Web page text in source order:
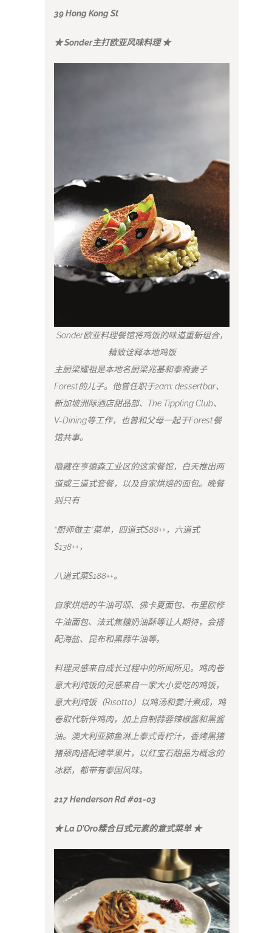
39 Hong Kong St
★ Sonder主打欧亚风味料理 ★
Sonder欧亚料理餐馆将鸡饭的味道重新组合，
精致诠释本地鸡饭
主厨梁耀祖是本地名厨梁兆基和泰裔妻子
Forest的儿子。他曾任职于2am: dessertbar、
新加坡洲际酒店甜品部、The Tippling Club、
V-Dining等工作，也曾和父母一起于Forest餐
馆共事。
隐藏在亨德森工业区的这家餐馆，白天推出两
道或三道式套餐，以及自家烘焙的面包。晚餐
则只有
“厨师做主”菜单，四道式$88++，六道式
$138++，
八道式菜$188++。
自家烘焙的牛油可颂、佛卡夏面包、布里欧修
牛油面包、法式焦糖奶油酥等让人期待，会搭
配海盐、昆布和黑蒜牛油等。
料理灵感来自成长过程中的所闻所见。鸡肉卷
意大利炖饭的灵感来自一家大小爱吃的鸡饭，
意大利炖饭（Risotto）以鸡汤和姜汁煮成，鸡
卷取代斩件鸡肉，加上自制蒜蓉辣椒酱和黑酱
油。澳大利亚肺鱼淋上泰式青柠汁，香烤黑猪
猪颈肉搭配烤苹果片，以红宝石甜品为概念的
冰糕，都带有泰国风味。
217 Henderson Rd #01-03
★ La D’Oro糅合日式元素的意式菜单 ★